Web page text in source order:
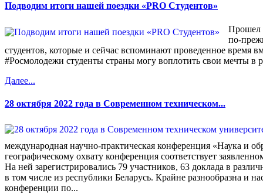
Подводим итоги нашей поездки «PRO Студентов»
Прошел
по-
студентов, которые и сейчас вспоминают проведенное время
#Росмолодежи студенты страны могу воплотить свои мечты в
Далее...
28 октября 2022 года в Современном техническом...
международная научно-практическая конференция «Наука и
географическому охвату конференция соответствует
На ней зарегистрировались 79 участников, 63 доклада в
в том числе из республики Беларусь. Крайне разнообразна и
конференции по...